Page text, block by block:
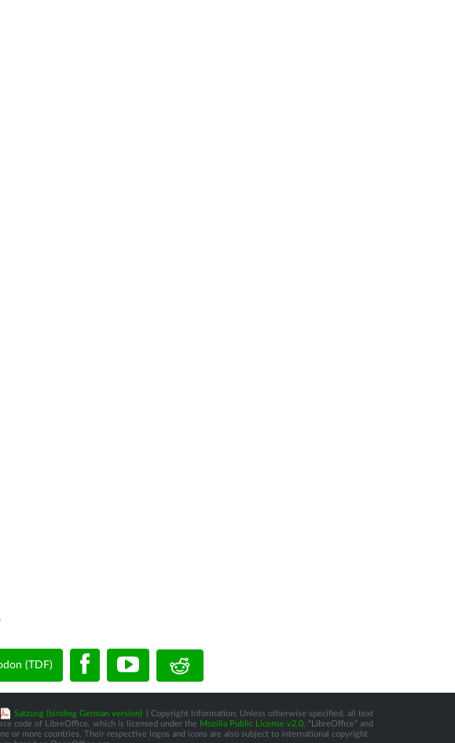
(TDF)
Satzung (binding German version)
| Copyright information: Unless otherwise specified, all text
code of LibreOffice, which is licensed under the Mozilla Public License v2.0. “LibreOffice” and
or more countries. Their respective logos and icons are also subject to international copyright